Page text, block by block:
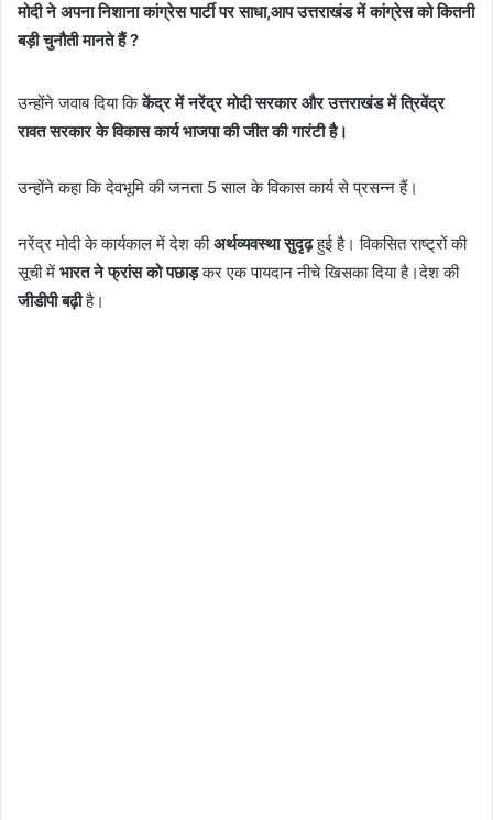
मोदी ने अपना निशाना कांग्रेस पार्टी पर साधा,आप उत्तराखंड में कांग्रेस को कितनी
बड़ी चुनौती मानते हैं ?
उन्होंने जवाब दिया किकेंद्र में नरेंद्र मोदी सरकार और उत्तराखंड में त्रिवेंद्र
रावत सरकार के विकास कार्य भाजपा की जीत की गारंटी है।
उन्होंने कहा कि देवभूमि की जनता 5 साल के विकास कार्य से प्रसन्न हैं।
नरेंद्र मोदी के कार्यकाल में देश कीअर्थव्यवस्था सुदृढ़हुई है। विकसित राष्ट्रों की
सूची में भारत ने फ्रांस को पछाड़कर एक पायदान नीचे खिसका दिया है।देश की
जीडीपी बढ़ीहै।